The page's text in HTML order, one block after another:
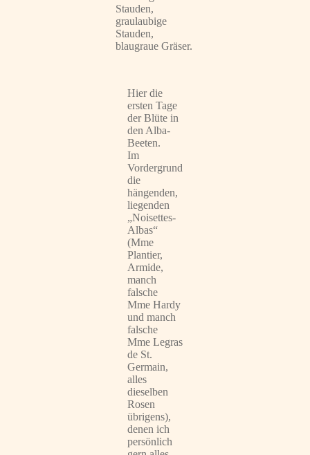
Stauden,
graulaubige
Stauden,
blaugraue Gräser.
Hier die
ersten Tage
der Blüte in
den Alba-
Beeten.
Im
Vordergrund
die
hängenden,
liegenden
„Noisettes-
Albas“
(Mme
Plantier,
Armide,
manch
falsche
Mme Hardy
und manch
falsche
Mme Legras
de St.
Germain,
alles
dieselben
Rosen
übrigens),
denen ich
persönlich